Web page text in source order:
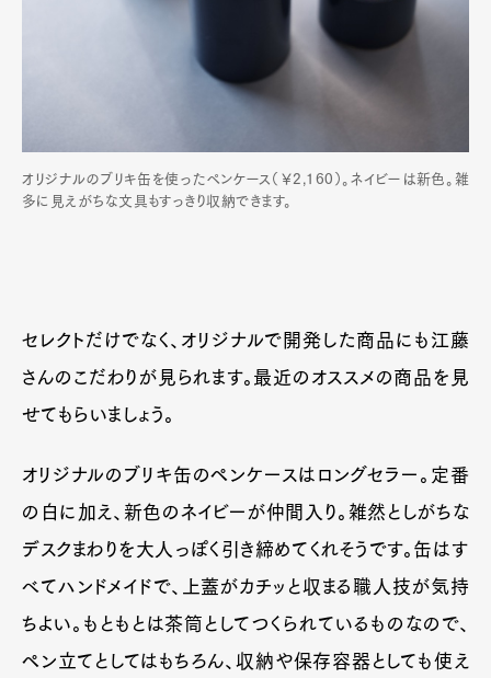
Art&Design Watch
Fashion
GourmetCars
オリジナルのブリキ缶を使ったペンケース（￥2,160）。ネイビーは新色。雑
多に見えがちな文具もすっきり収納できます。
セレクトだけでなく、オリジナルで開発した商品にも江藤
さんのこだわりが見られます。最近のオススメの商品を見
せてもらいましょう。
オリジナルのブリキ缶のペンケースはロングセラー。定番
の白に加え、新色のネイビーが仲間入り。雑然としがちな
デスクまわりを大人っぽく引き締めてくれそうです。缶はす
べてハンドメイドで、上蓋がカチッと収まる職人技が気持
ちよい。もともとは茶筒としてつくられているものなので、
ペン立てとしてはもちろん、収納や保存容器としても使え